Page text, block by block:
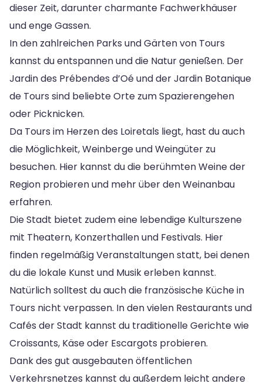
dieser Zeit, darunter charmante Fachwerkhäuser
und enge Gassen.
In den zahlreichen Parks und Gärten von Tours
kannst du entspannen und die Natur genießen. Der
Jardin des Prébendes d’Oé und der Jardin Botanique
de Tours sind beliebte Orte zum Spazierengehen
oder Picknicken.
Da Tours im Herzen des Loiretals liegt, hast du auch
die Möglichkeit, Weinberge und Weingüter zu
besuchen. Hier kannst du die berühmten Weine der
Region probieren und mehr über den Weinanbau
erfahren.
Die Stadt bietet zudem eine lebendige Kulturszene
mit Theatern, Konzerthallen und Festivals. Hier
finden regelmäßig Veranstaltungen statt, bei denen
du die lokale Kunst und Musik erleben kannst.
Natürlich solltest du auch die französische Küche in
Tours nicht verpassen. In den vielen Restaurants und
Cafés der Stadt kannst du traditionelle Gerichte wie
Croissants, Käse oder Escargots probieren.
Dank des gut ausgebauten öffentlichen
Verkehrsnetzes kannst du außerdem leicht andere